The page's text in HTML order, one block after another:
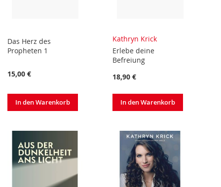
Das Herz des
Propheten 1
15,00 €
In den Warenkorb
Kathryn Krick
Erlebe deine
Befreiung
18,90 €
In den Warenkorb